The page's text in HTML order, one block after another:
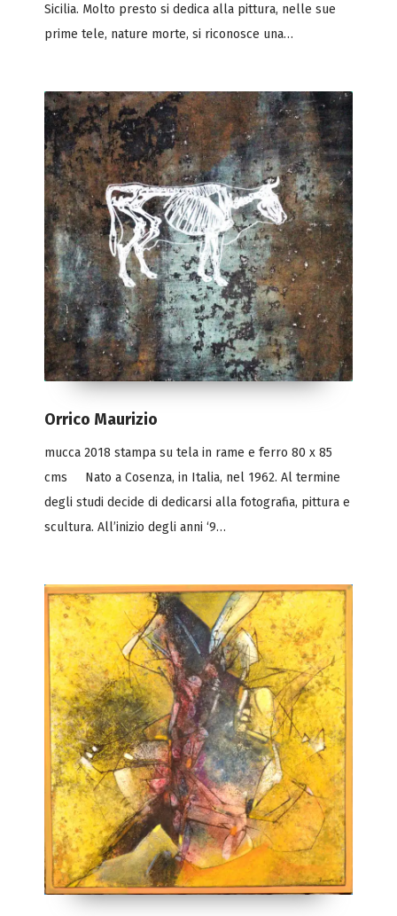
Sicilia. Molto presto si dedica alla pittura, nelle sue
prime tele, nature morte, si riconosce una…
Orrico Maurizio
mucca 2018 stampa su tela in rame e ferro 80 x 85
cms Nato a Cosenza, in Italia, nel 1962. Al termine
degli studi decide di dedicarsi alla fotografia, pittura e
scultura. All’inizio degli anni ‘9…